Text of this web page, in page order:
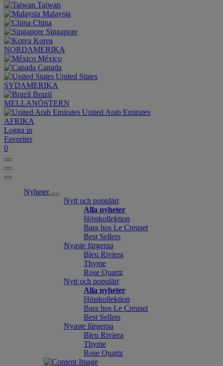
Taiwan
Malaysia
China
Singapore
Korea
NORDAMERIKA
México
Canada
United States
SYDAMERIKA
Brazil
MELLANÖSTERN
United Arab Emirates
AFRIKA
Logga in
Favoriter
0
Nyheter
Nytt och populärt
Alla nyheter
Höstkollektion
Bara hos Le Creuset
Best Sellers
Nyaste färgerna
Bleu Riviera
Thyme
Rose Quartz
Nytt och populärt
Alla nyheter
Höstkollektion
Bara hos Le Creuset
Best Sellers
Nyaste färgerna
Bleu Riviera
Thyme
Rose Quartz